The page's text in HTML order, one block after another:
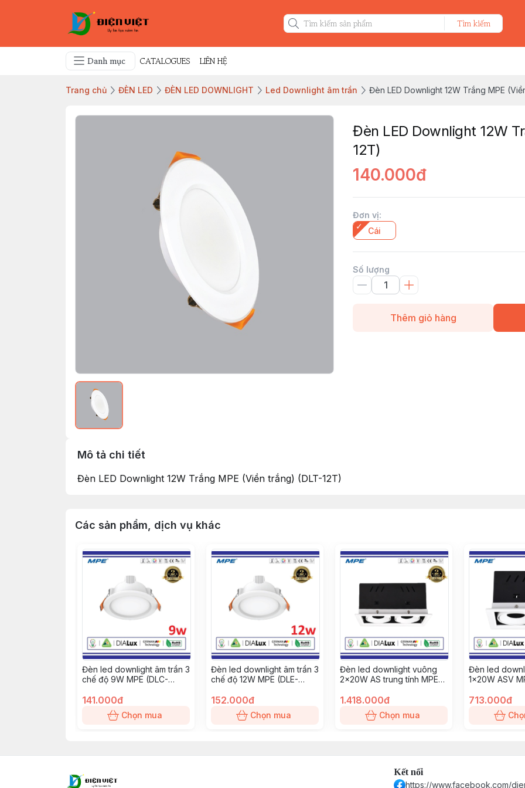
Tìm kiếm
Danh mục CATALOGUES LIÊN HỆ
Trang chủ ĐÈN LED ĐÈN LED DOWNLIGHT Led Downlight âm trần Đèn LED Downlight 12W Trắng MPE
Đèn LED Downlight 12W
12T)
140.000đ
Đơn vị:
Cái
Số lượng
Thêm giỏ hàng
Mô tả chi tiết
Đèn LED Downlight 12W Trắng MPE (Viền trắng) (DLT-12T)
Các sản phẩm, dịch vụ khác
Đèn led downlight âm trần 3
chế độ 9W MPE (DLC-
141.000đ
Chọn mua
Đèn led downlight âm trần 3
chế độ 12W MPE (DLE-
152.000đ
Chọn mua
Đèn led downlight vuông
2x20W AS trung tính MPE
1.418.000đ
Chọn mua
Đèn led
1x20W ASV
713.000đ
Kết nối
https://www.facebook.com/